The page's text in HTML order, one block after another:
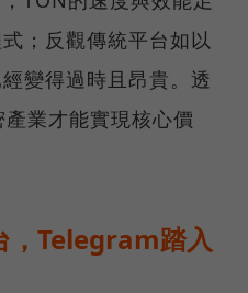
；反觀傳統平台如以
變得過時且昂貴。透
業才能實現核心價
，Telegram踏入